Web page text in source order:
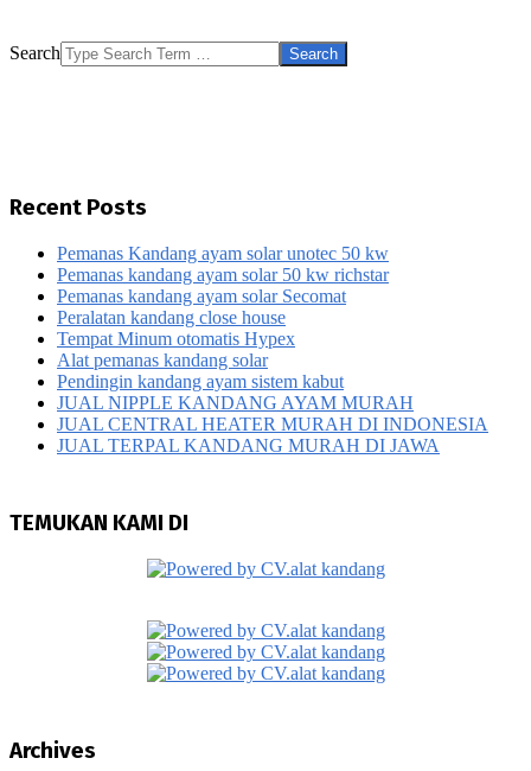
Search
Recent Posts
Pemanas Kandang ayam solar unotec 50 kw
Pemanas kandang ayam solar 50 kw richstar
Pemanas kandang ayam solar Secomat
Peralatan kandang close house
Tempat Minum otomatis Hypex
Alat pemanas kandang solar
Pendingin kandang ayam sistem kabut
JUAL NIPPLE KANDANG AYAM MURAH
JUAL CENTRAL HEATER MURAH DI INDONESIA
JUAL TERPAL KANDANG MURAH DI JAWA
TEMUKAN KAMI DI
Archives